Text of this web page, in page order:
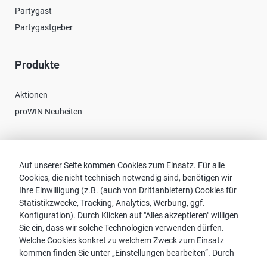
Auf unserer Seite kommen Cookies zum Einsatz. Für alle
Cookies, die nicht technisch notwendig sind, benötigen wir
Ihre Einwilligung (z.B. (auch von Drittanbietern) Cookies für
Statistikzwecke, Tracking, Analytics, Werbung, ggf.
Konfiguration). Durch Klicken auf "Alles akzeptieren" willigen
Sie ein, dass wir solche Technologien verwenden dürfen.
Welche Cookies konkret zu welchem Zweck zum Einsatz
kommen finden Sie unter „Einstellungen bearbeiten“. Durch
Partygast
Partygastgeber
Produkte
Aktionen
proWIN Neuheiten
Vertriebspartnersuche
Kontakt zu proWIN
Service-FAQ